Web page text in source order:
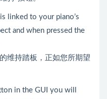
linked to your piano’s
and when pressed the
维持踏板，正如您所期望
in the GUI you will